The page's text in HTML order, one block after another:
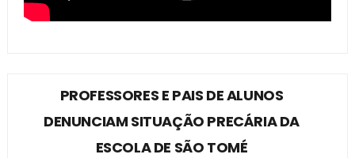
PROFESSORES E PAIS DE ALUNOS
DENUNCIAM SITUAÇÃO PRECÁRIA DA
ESCOLA DE SÃO TOMÉ